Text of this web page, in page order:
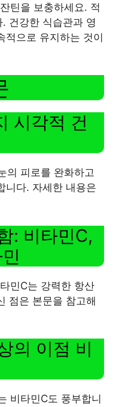
틴을 보충하세요. 적
건강한 식습관과 영
적으로 유지하는 것이
시각적 건
의 피로를 완화하고
니다. 자세한 내용은
: 비타민C,
민C는 강력한 항산
점은 본문을 참고해
의 이점 비
비타민C도 풍부합니